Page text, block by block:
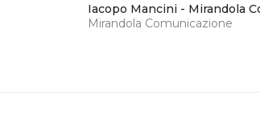
Iacopo Mancini - Mirandola
Mirandola Comunicazione